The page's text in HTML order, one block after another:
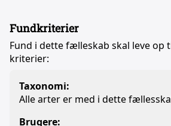
Fundkriterier
Fund i dette fælleskab skal leve op
kriterier:
Taxonomi:
Alle arter er med i dette
Brugere: